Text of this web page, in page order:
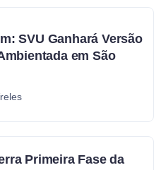
SVU Ganhará Versão
em São
Primeira Fase da